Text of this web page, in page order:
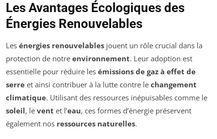
Les Avantages Écologiques des
Énergies Renouvelables
Les énergies renouvelables jouent un rôle crucial dans la
protection de notre environnement. Leur adoption est
essentielle pour réduire les émissions de gaz à effet de
serre et ainsi contribuer à la lutte contre le changement
climatique. Utilisant des ressources inépuisables comme le
soleil, le vent et l’eau, ces formes d’énergie préservent
également nos ressources naturelles.